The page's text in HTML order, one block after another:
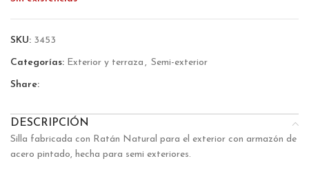
SKU: 3453
Categorías: Exterior y terraza , Semi-exterior
Share:
DESCRIPCIÓN
Silla fabricada con Ratán Natural para el exterior con armazón de
acero pintado, hecha para semi exteriores.